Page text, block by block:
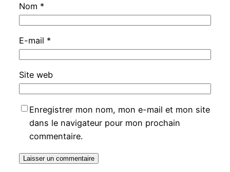
Nom *
E-mail *
Site web
Enregistrer mon nom, mon e-mail et mon site
dans le navigateur pour mon prochain
commentaire.